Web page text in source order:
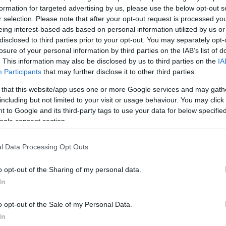
for targeted advertising by us, please use the below opt-out
selection. Please note that after your opt-out request is processed
interest-based ads based on personal information utilized by us
to third parties prior to your opt-out. You may separately
of your personal information by third parties on the IAB’s list of
This information may also be disclosed by us to third parties on the
Participants that may further disclose it to other third parties.
that this website/app uses one or more Google services and may
but not limited to your visit or usage behaviour. You may
to Google and its third-party tags to use your data for below
consent section.
Data Processing Opt Outs
opt-out of the Sharing of my personal data.
opt-out of the Sale of my Personal Data.
το τυπικό σκέλος των υπογραφών, με τη
πουξεπερνά συνολικά τα 4,5 εκατ. ευρώ (συν
της φετινής σεζόν), χωρίς να
και στο επιτελείο του.
ΔΙΑΦΗΜΙΣΗ